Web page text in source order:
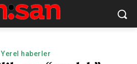
Yerel haberler